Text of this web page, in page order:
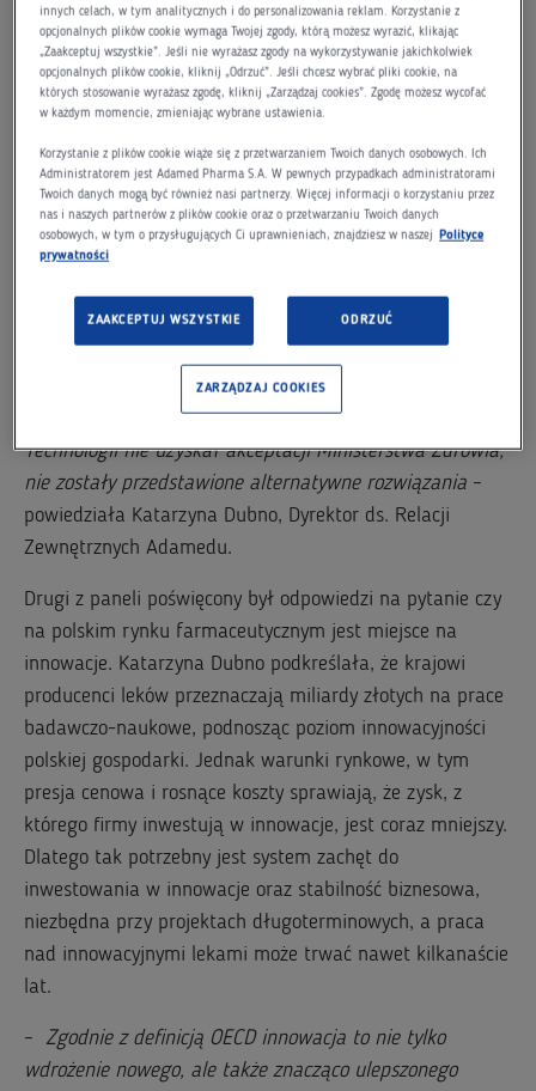
Refundacyjnym Trybie Rozwojowym.
Niezwykle ważna jest spójna i stabilna polityka rządu
wobec tych dziedzin gospodarki, które wcześniej zostały
Strategia Odpowiedzialnego Rozwoju czy Polityka Lekowa
Państwa. Krajowi producenci leków są szczególnie
zainteresowani Refundacyjnym Trybem Rozwojowym. Od
początku jest jasne, że ten instrument musi powstać we
powinno zdecydować, co ma pozytywny wpływ na polską
wskazanie i stosowanie benefitów. Aktualnie projekt
przedstawiony przez Ministerstwo Przedsiębiorczości i
Technologii nie uzyskał akceptacji Ministerstwa Zdrowia,
nie zostały przedstawione alternatywne rozwiązania –
powiedziała Katarzyna Dubno, Dyrektor ds. Relacji
Zewnętrznych Adamedu.
Drugi z paneli poświęcony był odpowiedzi na pytanie czy
na polskim rynku farmaceutycznym jest miejsce na
innowacje. Katarzyna Dubno podkreślała, że krajowi
producenci leków przeznaczają miliardy złotych na prace
badawczo-naukowe, podnosząc poziom innowacyjności
polskiej gospodarki. Jednak warunki rynkowe, w tym
presja cenowa i rosnące koszty sprawiają, że zysk, z
którego firmy inwestują w innowacje, jest coraz mniejszy.
Dlatego tak potrzebny jest system zachęt do
inwestowania w innowacje oraz stabilność biznesowa,
niezbędna przy projektach długoterminowych, a praca
nad innowacyjnymi lekami może trwać nawet kilkanaście
lat.
– Zgodnie z definicją OECD innowacja to nie tylko
wdrożenie nowego, ale także znacząco ulepszonego
innych celach, w tym analitycznych i do personalizowania reklam. Korzystanie z
opcjonalnych plików cookie wymaga Twojej zgody, którą możesz wyrazić, klikając
„Zaakceptuj wszystkie”. Jeśli nie wyrażasz zgody na wykorzystywanie jakichkolwiek
opcjonalnych plików cookie, kliknij „Odrzuć”. Jeśli chcesz wybrać pliki cookie, na
których stosowanie wyrażasz zgodę, kliknij „Zarządzaj cookies”. Zgodę możesz wycofać
w każdym momencie, zmieniając wybrane ustawienia.
Korzystanie z plików cookie wiąże się z przetwarzaniem Twoich danych osobowych. Ich
Administratorem jest Adamed Pharma S.A. W pewnych przypadkach administratorami
Twoich danych mogą być również nasi partnerzy. Więcej informacji o korzystaniu przez
nas i naszych partnerów z plików cookie oraz o przetwarzaniu Twoich danych
osobowych, w tym o przysługujących Ci uprawnieniach, znajdziesz w naszej Polityce
prywatności
ZAAKCEPTUJ WSZYSTKIE ODRZUĆ
ZARZĄDZAJ COOKIES